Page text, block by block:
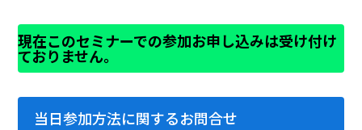
現在このセミナーでの参加お申し込みは受け付け
ておりません。
当日参加方法に関するお問合せ